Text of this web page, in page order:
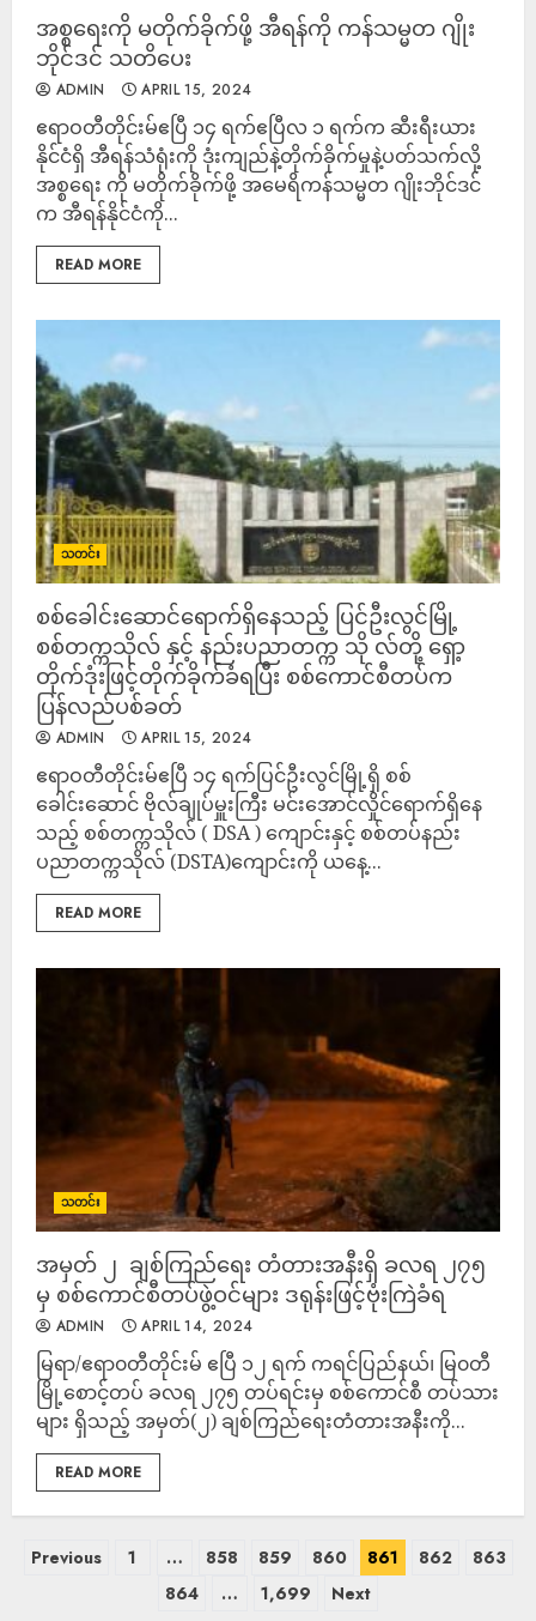
အစ္စရေးကို မတိုက်ခိုက်ဖို့ အီရန်ကို ကန်သမ္မတ ဂျိုး
ဘိုင်ဒင် သတိပေး
ADMIN APRIL 15, 2024
ဧရာဝတီတိုင်းမ်ဧပြီ ၁၄ ရက်ဧပြီလ ၁ ရက်က ဆီးရီးယား
နိုင်ငံရှိ အီရန်သံရုံးကို ဒုံးကျည်နဲ့တိုက်ခိုက်မှုနဲ့ပတ်သက်လို့
အစ္စရေး ကို မတိုက်ခိုက်ဖို့ အမေရိကန်သမ္မတ ဂျိုးဘိုင်ဒင်
က အီရန်နိုင်ငံကို...
READ MORE
သတင်း
စစ်ခေါင်းဆောင်ရောက်ရှိနေသည့် ပြင်ဦးလွင်မြို့
စစ်တက္ကသိုလ် နှင့် နည်းပညာတက္က သို လ်တို့ ရှော့
တိုက်ဒုံးဖြင့်တိုက်ခိုက်ခံရပြီး စစ်ကောင်စီတပ်က
ပြန်လည်ပစ်ခတ်
ADMIN APRIL 15, 2024
ဧရာဝတီတိုင်းမ်ဧပြီ ၁၄ ရက်ပြင်ဦးလွင်မြို့ရှိ စစ်
ခေါင်းဆောင် ဗိုလ်ချုပ်မှူးကြီး မင်းအောင်လှိုင်ရောက်ရှိနေ
သည့် စစ်တက္ကသိုလ် ( DSA ) ကျောင်းနှင့် စစ်တပ်နည်း
ပညာတက္ကသိုလ် (DSTA)ကျောင်းကို ယနေ့...
READ MORE
သတင်း
အမှတ် ၂ ချစ်ကြည်ရေး တံတားအနီးရှိ ခလရ ၂၇၅
မှ စစ်ကောင်စီတပ်ဖွဲ့ဝင်များ ဒရုန်းဖြင့်ဗုံးကြဲခံရ
ADMIN APRIL 14, 2024
မြရာ/ဧရာ၀တီတိုင်းမ် ဧပြီ ၁၂ ရက် ကရင်ပြည်နယ်၊ မြ၀တီ
မြို့စောင့်တပ် ခလရ ၂၇၅ တပ်ရင်းမှ စစ်ကောင်စီ တပ်သား
များ ရှိသည့် အမှတ်(၂) ချစ်ကြည်ရေးတံတားအနီးကို...
READ MORE
Previous 1 … 858 859 860 861 862
863
864
… 1,699 Next